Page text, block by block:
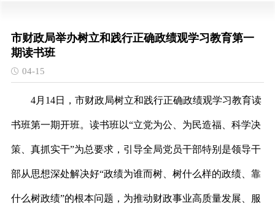
市财政局举办树立和践行正确政绩观学习教育第一
期读书班
04-15
4月14日，市财政局树立和践行正确政绩观学习教育读
书班第一期开班。读书班以“立党为公、为民造福、科学决
策、真抓实干”为总要求，引导全局党员干部特别是领导干
部从思想深处解决好“政绩为谁而树、树什么样的政绩、靠
什么树政绩”的根本问题，为推动财政事业高质量发展、服